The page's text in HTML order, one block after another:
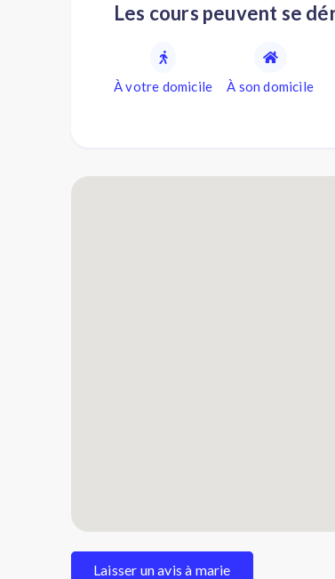
Les cours peuvent se
À votre domicile À son domicile
Laisser un avis à marie